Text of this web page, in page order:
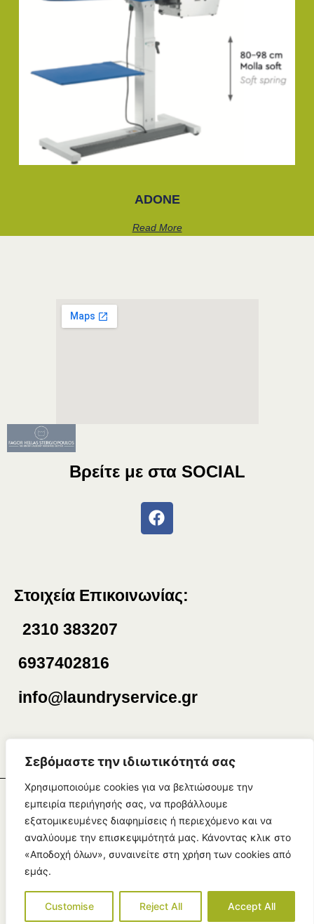
Σεβόμαστε την ιδιωτικότητά σας
Χρησιμοποιούμε cookies για να βελτιώσουμε την
εμπειρία περιήγησής σας, να προβάλλουμε
εξατομικευμένες διαφημίσεις ή περιεχόμενο και να
αναλύουμε την επισκεψιμότητά μας. Κάνοντας κλικ στο
«Αποδοχή όλων», συναινείτε στη χρήση των cookies από
εμάς.
Customise Reject All Accept All
ADONE
Read More
Βρείτε με σταSOCIAL
Στοιχεία Επικοινωνίας:
2310 383207
6937402816
info@laundryservice.gr
©Copyright 2025 | Created by
1mdigital.gr
Πολιτική
Απορρήτου
Όροι Χρήσης